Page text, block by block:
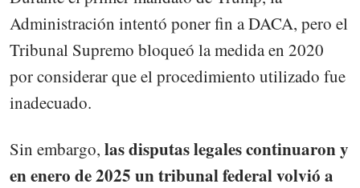
Administración intentó poner fin a DACA, pero el
Tribunal Supremo bloqueó la medida en 2020
por considerar que el procedimiento utilizado fue
inadecuado.
Sin embargo, las disputas legales continuaron y
en enero de 2025 un tribunal federal volvió a